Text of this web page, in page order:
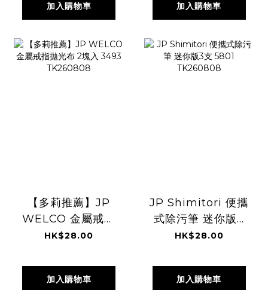
加入購物車 加入購物車
【多莉推薦】JP
WELCO 金屬戒指
拋光布 2塊入 3493
HK$28.00
加入購物車
JP Shimitori 便攜
式除污筆 迷你版3
支 5801
HK$28.00
加入購物車